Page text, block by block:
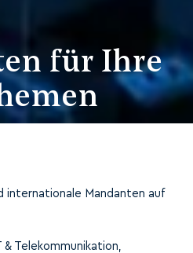
für Ihre
internationale Mandanten auf
Telekommunikation,